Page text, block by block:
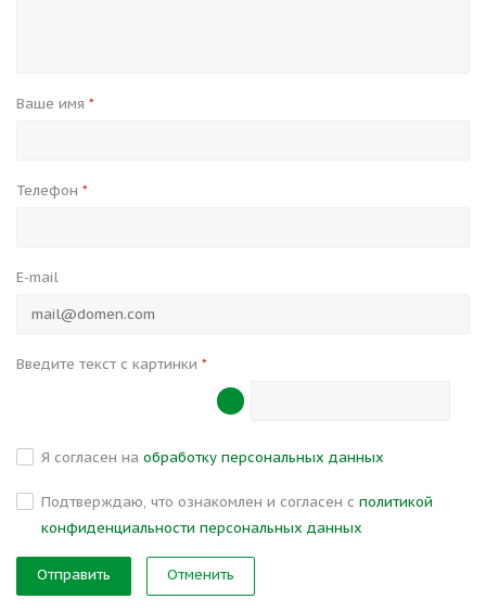
Ваше имя *
Телефон *
E-mail
Введите текст с картинки *
Я согласен на обработку персональных данных
Подтверждаю, что ознакомлен и согласен с политикой
конфиденциальности персональных данных
Отменить